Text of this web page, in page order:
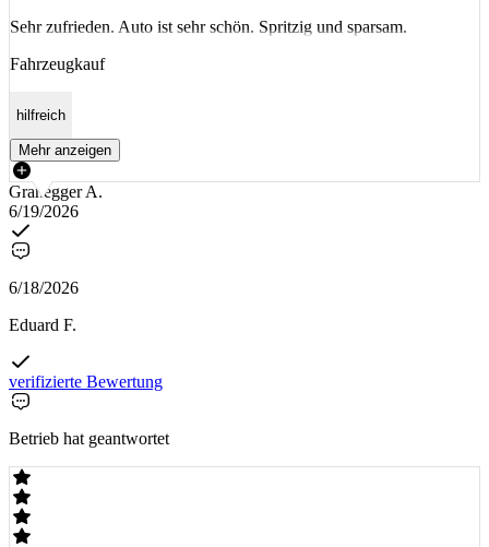
Sehr zufrieden. Auto ist sehr schön. Spritzig und sparsam.
Fahrzeugkauf
hilfreich
Mehr anzeigen
Granegger A.
6/19/2026
6/18/2026
Eduard F.
verifizierte Bewertung
Betrieb hat geantwortet